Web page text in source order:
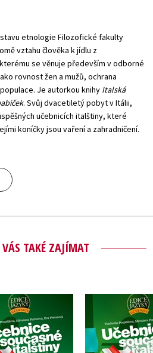
etnologie Filozofické fakulty
vztahu člověka k jídlu z
se věnuje především v odborné
rovnost žen a mužů, ochrana
Je autorkou knihy Italská
. Svůj dvacetiletý pobyt v Itálii,
učebnicích italštiny, které
koníčky jsou vaření a zahradničení.
TAKÉ ZAJÍMAT
současné
1. díl
Eva Ferrarová
Ferrarová
Učebnice
Eva
,
Miroslava
,